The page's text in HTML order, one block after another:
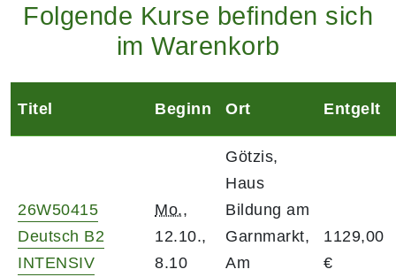
Folgende Kurse befinden sich
im Warenkorb
Titel Beginn Ort Entgelt
26W50415
Deutsch B2
INTENSIV
Mo.,
12.10.,
8.10
Götzis,
Haus
Bildung am
Garnmarkt,
Am
1129,00
€